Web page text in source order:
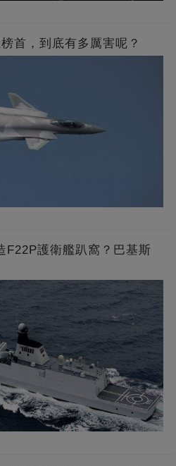
首，到底有多厲害呢？
F22P護衛艦趴窩？巴基斯